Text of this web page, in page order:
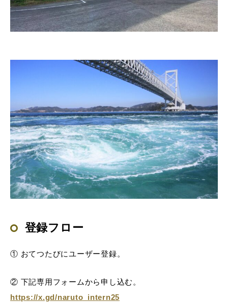
登録フロー
① おてつたびにユーザー登録。
② 下記専用フォームから申し込む。
https://x.gd/naruto_intern25